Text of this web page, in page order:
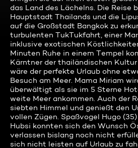
das Land des Lächelns. Die Reise
Hauptstadt Thailands und die
auf die Großstadt Bangkok zu
turbulenten TukTukfahrt, einer
inklusive exotischen
Minuten Ruhe in einem Tempel
Kärntner der thailändischen Kultur
wäre der perfekte Urlaub ohne
Besuch am Meer. Mama Miriam
überwältigt als sie im 5 Sterne
weite Meer ankommen. Auch der
siebten Himmel und genießt den
vollen Zügen. Spaßvogel Hugo
Hubsi konnten sich den Wunsch
verlassen bislang noch nicht
sich nicht leisten auf Urlaub zu